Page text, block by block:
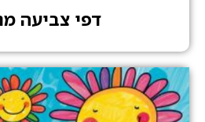
דפי צביעה